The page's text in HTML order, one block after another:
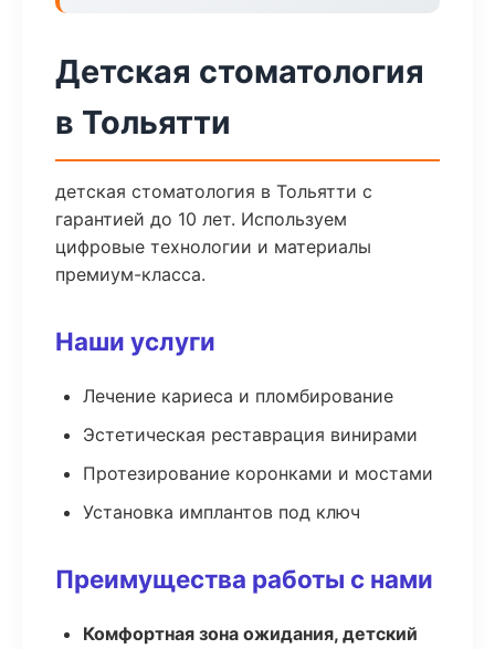
Детская стоматология
в Тольятти
детская стоматология в Тольятти с
гарантией до 10 лет. Используем
цифровые технологии и материалы
премиум-класса.
Наши услуги
Лечение кариеса и пломбирование
Эстетическая реставрация винирами
Протезирование коронками и мостами
Установка имплантов под ключ
Преимущества работы с нами
Комфортная зона ожидания, детский